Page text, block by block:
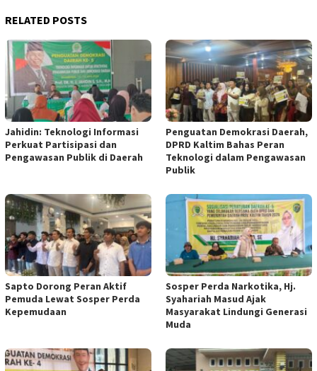
RELATED POSTS
Jahidin: Teknologi Informasi
Perkuat Partisipasi dan
Pengawasan Publik di Daerah
Penguatan Demokrasi Daerah,
DPRD Kaltim Bahas Peran
Teknologi dalam Pengawasan
Publik
Sapto Dorong Peran Aktif
Pemuda Lewat Sosper Perda
Kepemudaan
Sosper Perda Narkotika, Hj.
Syahariah Masud Ajak
Masyarakat Lindungi Generasi
Muda